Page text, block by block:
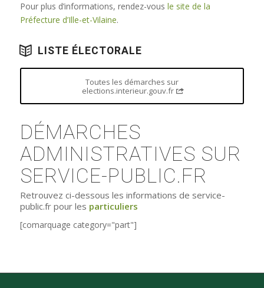
Pour plus d’informations, rendez-vous le site de la
Préfecture d’Ille-et-Vilaine.
LISTE ÉLECTORALE
Toutes les démarches sur
elections.interieur.gouv.fr
DÉMARCHES
ADMINISTRATIVES SUR
SERVICE-PUBLIC.FR
Retrouvez ci-dessous les informations de service-
public.fr pour les particuliers
[comarquage category="part"]